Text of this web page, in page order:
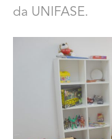
da UNIFASE.